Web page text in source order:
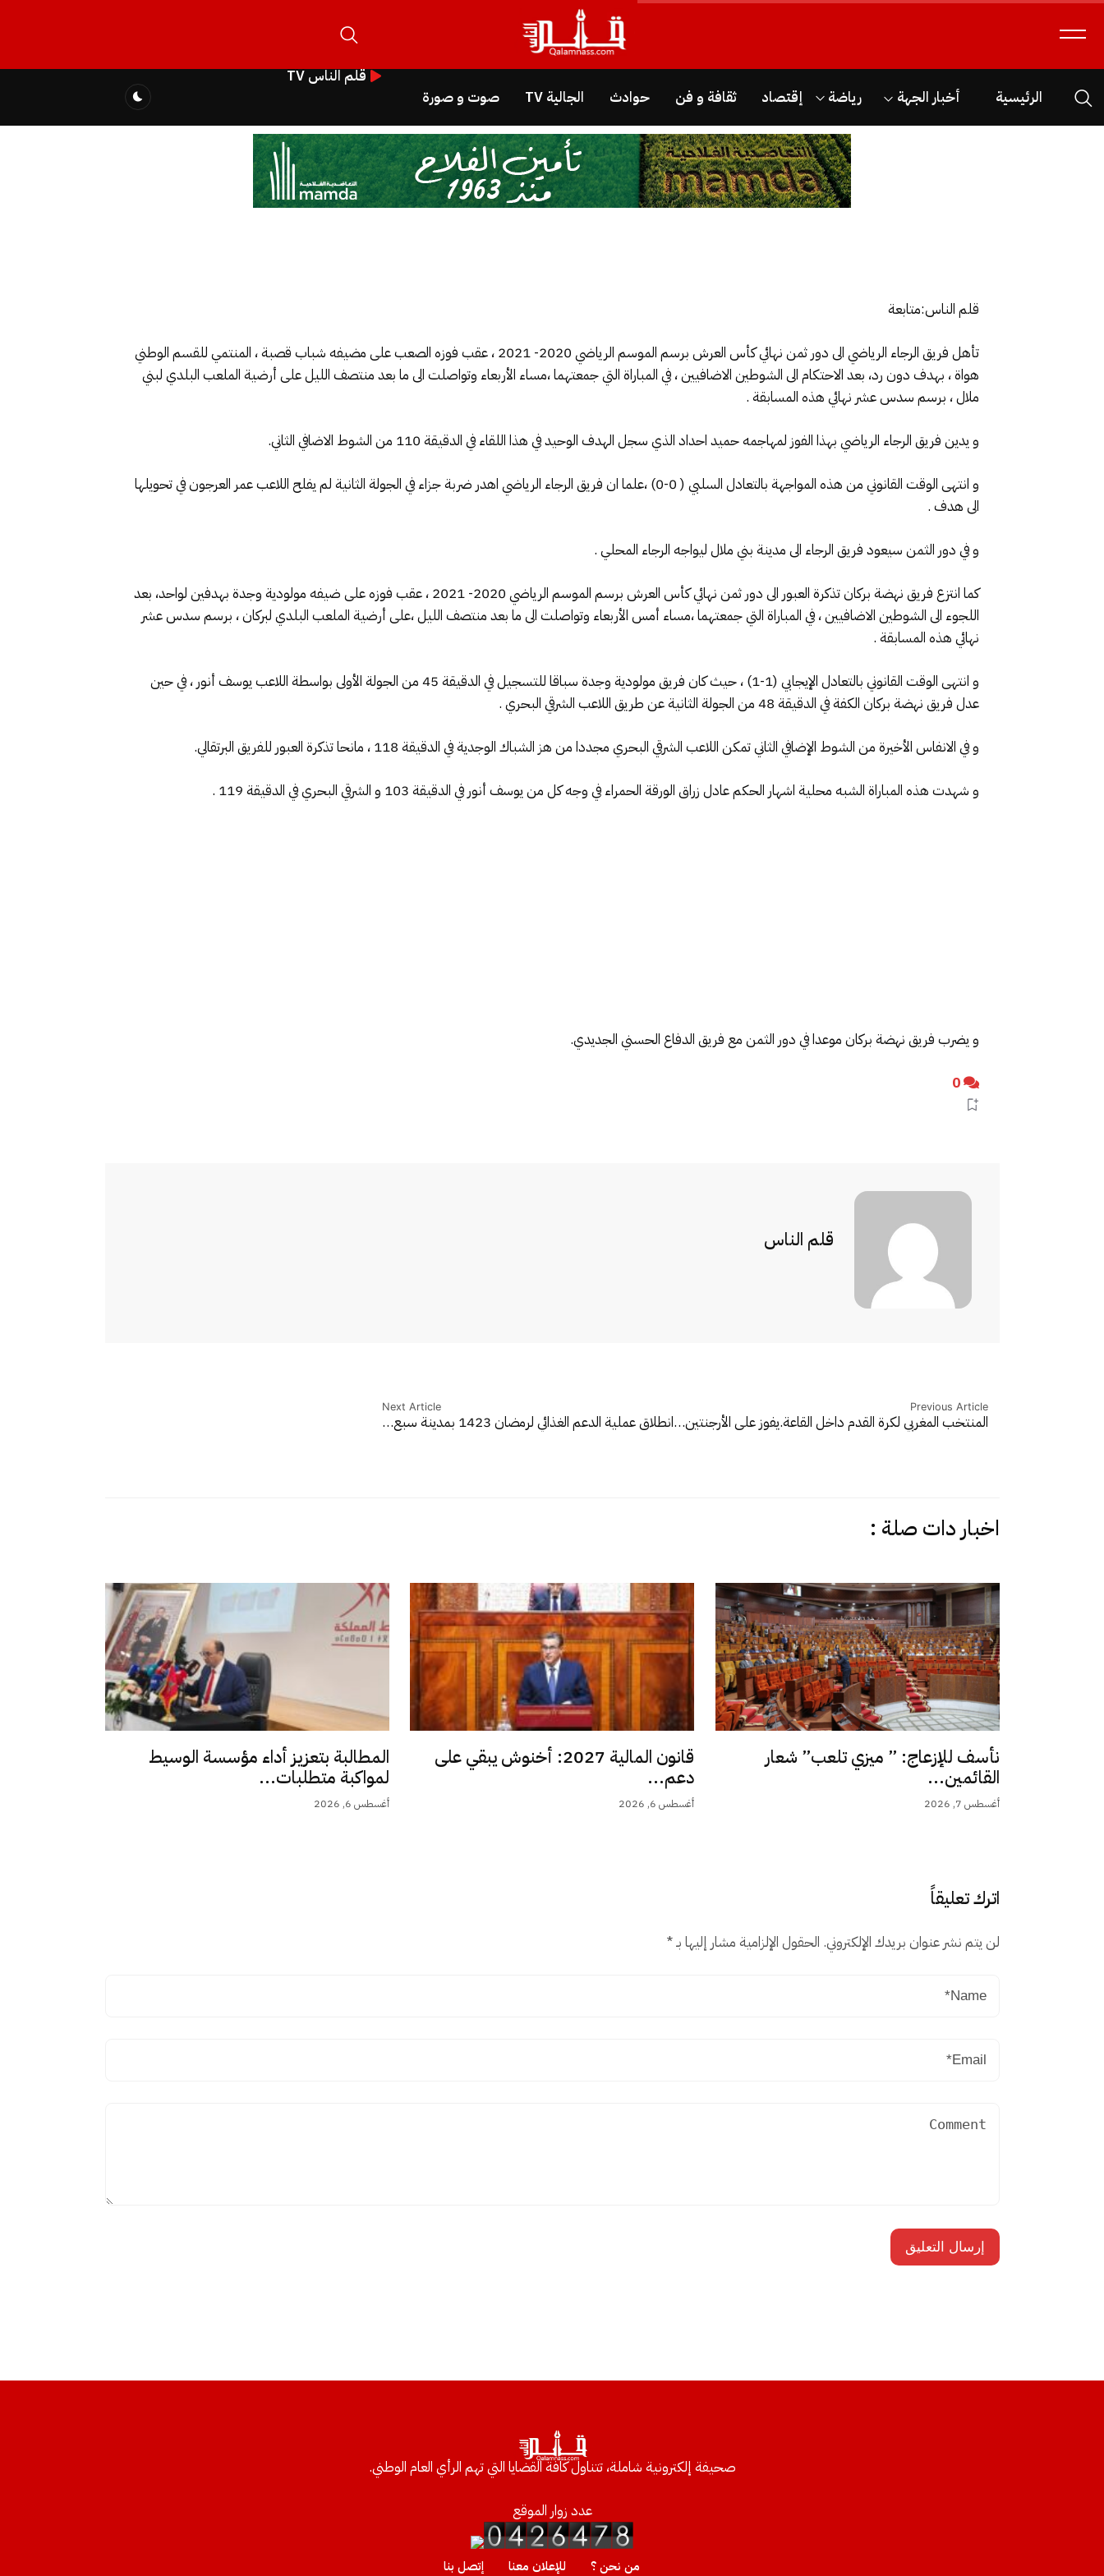
الرئيسية أخبار الجهة رياضة إقتصاد ثقافة و فن حوادث الجالية TV صوت و صورة
قلم الناس TV
قلم الناس:متابعة
تأهل فريق الرجاء الرياضي الى دور ثمن نهائي كأس العرش برسم الموسم الرياضي 2020- 2021 ، عقب فوزه الصعب على مضيفه شباب قصبة ، المنتمي للقسم الوطني
هواة ، بهدف دون رد، بعد الاحتكام الى الشوطين الاضافيين ، في المباراة التي جمعتهما ،مساء الأربعاء وتواصلت الى ما بعد منتصف الليل على أرضية الملعب البلدي لبني
ملال ، برسم سدس عشر نهائي هذه المسابقة .
و يدين فريق الرجاء الرياضي بهذا الفوز لمهاجمه حميد احداد الذي سجل الهدف الوحيد في هذا اللقاء في الدقيقة 110 من الشوط الاضافي الثاني.
و انتهى الوقت القانوني من هذه المواجهة بالتعادل السلبي ( 0-0) ،علما ان فريق الرجاء الرياضي اهدر ضربة جزاء في الجولة الثانية لم يفلح اللاعب عمر العرجون في تحويلها
الى هدف .
و في دور الثمن سيعود فريق الرجاء الى مدينة بني ملال ليواجه الرجاء المحلي .
كما انتزع فريق نهضة بركان تذكرة العبور الى دور ثمن نهائي كأس العرش برسم الموسم الرياضي 2020- 2021 ، عقب فوزه على ضيفه مولودية وجدة بهدفين لواحد، بعد
اللجوء الى الشوطين الاضافيين ، في المباراة التي جمعتهما ،مساء أمس الأربعاء وتواصلت الى ما بعد منتصف الليل ،على أرضية الملعب البلدي لبركان ، برسم سدس عشر
نهائي هذه المسابقة .
و انتهى الوقت القانوني بالتعادل الإيجابي (1-1) ، حيث كان فريق مولودية وجدة سباقا للتسجيل في الدقيقة 45 من الجولة الأولى بواسطة اللاعب يوسف أنور ، في حين
عدل فريق نهضة بركان الكفة في الدقيقة 48 من الجولة الثانية عن طريق اللاعب الشرقي البحري .
و في الانفاس الأخيرة من الشوط الإضافي الثاني تمكن اللاعب الشرقي البحري مجددا من هز الشباك الوجدية في الدقيقة 118 ، مانحا تذكرة العبور للفريق البرتقالي.
و شهدت هذه المباراة الشبه محلية اشهار الحكم عادل زراق الورقة الحمراء في وجه كل من يوسف أنور في الدقيقة 103 و الشرقي البحري في الدقيقة 119 .
و يضرب فريق نهضة بركان موعدا في دور الثمن مع فريق الدفاع الحسني الجديدي.
0
قلم الناس
Previous Article
المنتخب المغربي لكرة القدم داخل القاعة.يفوز على الأرجنتين…
Next Article
انطلاق عملية الدعم الغذائي لرمضان 1423 بمدينة سبع…
اخبار دات صلة :
نأسف للإزعاج: ” ميزي تلعب” شعار
القائمين...
أغسطس 7, 2026
قانون المالية 2027: أخنوش يبقي على
دعم...
أغسطس 6, 2026
المطالبة بتعزيز أداء مؤسسة الوسيط
لمواكبة متطلبات...
أغسطس 6, 2026
اترك تعليقاً
لن يتم نشر عنوان بريدك الإلكتروني. الحقول الإلزامية مشار إليها بـ*
صحيفة إلكترونية شاملة، تتناول كافة القضايا التي تهم الرأي العام الوطني.
عدد زوار الموقع
من نحن ؟ للإعلان معنا إتصل بنا